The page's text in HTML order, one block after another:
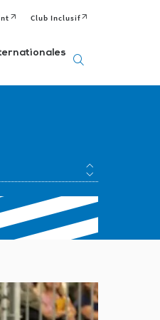
Club Inclusif
de
Editions
à venir
Deaflympiens
International